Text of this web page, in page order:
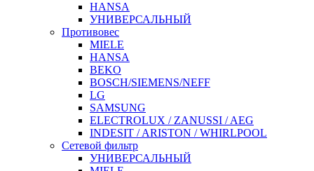
HANSA
УНИВЕРСАЛЬНЫЙ
Противовес
MIELE
HANSA
BEKO
BOSCH/SIEMENS/NEFF
LG
SAMSUNG
ELECTROLUX / ZANUSSI / AEG
INDESIT / ARISTON / WHIRLPOOL
Сетевой фильтр
УНИВЕРСАЛЬНЫЙ